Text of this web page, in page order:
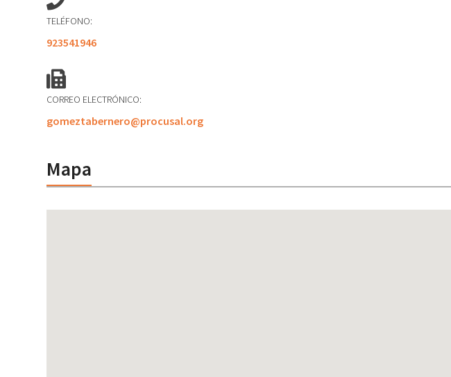
TELÉFONO:
923541946
CORREO ELECTRÓNICO:
gomeztabernero@procusal.org
Mapa